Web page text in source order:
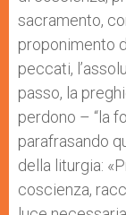
sacramento,
proponimento
peccati,
passo, la
perdono – “la
parafrasando
della liturgia:
coscienza,